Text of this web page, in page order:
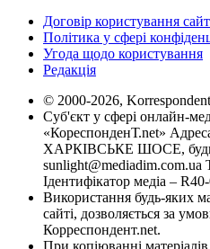
Договір користування
Політика у сфері
Угода щодо користування
Редакція
© 2000-2026,
Суб'єкт у сфері онлайн-
«КореспонденТ.net»
ХАРКІВСЬКЕ ШОСЕ,
sunlight@mediadim.com.ua
Ідентифікатор медіа –
Використання будь-яких
сайті, дозволяється за
Корреспондент.net.
При копіюванні